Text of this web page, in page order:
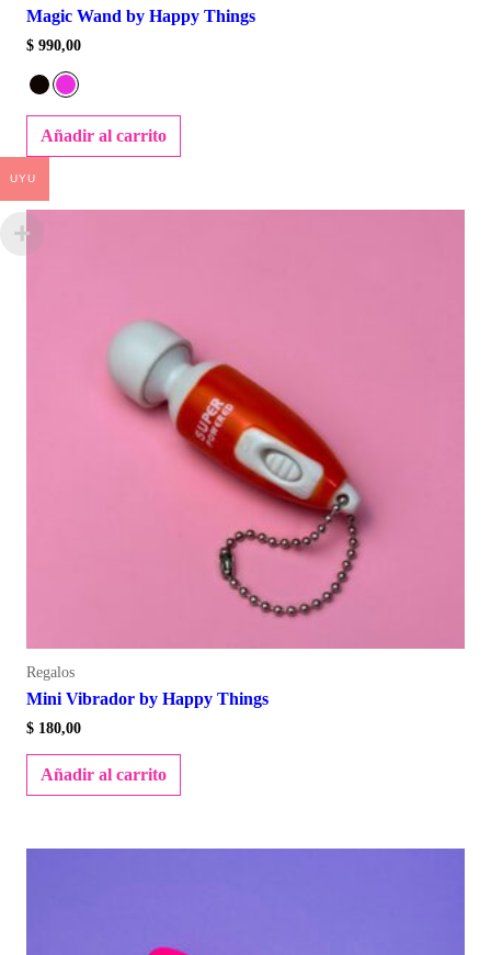
Magic Wand by Happy Things
$ 990,00
Añadir al carrito
Regalos
Mini Vibrador by Happy Things
$ 180,00
Añadir al carrito
UYU